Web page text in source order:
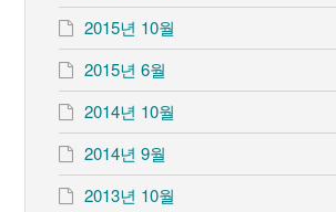
2015년 10월
2015년 6월
2014년 10월
2014년 9월
2013년 10월